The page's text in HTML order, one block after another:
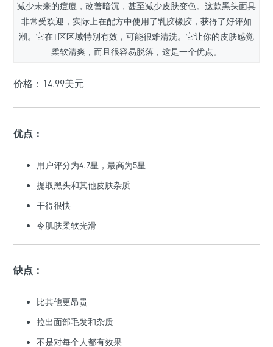
减少未来的痘痘，改善暗沉，甚至减少皮肤变色。这款黑头面具
非常受欢迎，实际上在配方中使用了乳胶橡胶，获得了好评如
潮。它在T区区域特别有效，可能很难清洗。它让你的皮肤感觉
柔软清爽，而且很容易脱落，这是一个优点。
价格：14.99美元
优点：
用户评分为4.7星，最高为5星
提取黑头和其他皮肤杂质
干得很快
令肌肤柔软光滑
缺点：
比其他更昂贵
拉出面部毛发和杂质
不是对每个人都有效果